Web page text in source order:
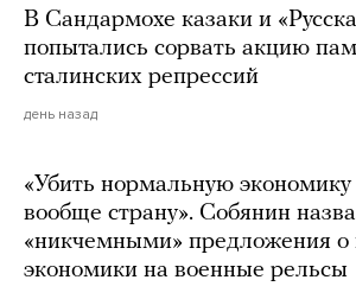
В Сандармохе казаки и
попытались сорвать акцию
сталинских репрессий
день назад
«Убить нормальную экономику
вообще страну». Собянин
«никчемными» предложения о
экономики на военные рельсы